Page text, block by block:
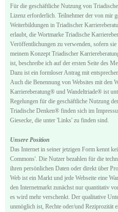
Für die geschäftliche Nutzung von
Lizenz erforderlich. Teilnehmer der von mir
Weiterbildungen in Triadischer
erlaubt, die Wortmarke Triadische
Veröffentlichungen zu verwenden, sofern sie
meinem Konzept Triadischer
ist, beschreibe ich auf der ersten Seite des
Dazu ist ein formloser Antrag mit
Auch die Benennung von Websites mit den
Karriereberatung® und Wandeltriade® ist
Regelungen für die geschäftliche Nutzung
Triadische Denken® finden sich im
Giesecke, die unter 'Links' zu finden sind.
Unsere Position
Das Internet in seiner jetzigen Form kennt
Commons'. Die Nutzer bezahlen für die
ihren persönlichen Daten oder direkt über
Web ist ein Markt und jede Webseite eine
den Internetmarkt zunächst nur quantitativ
es wird mehr verschenkt. Der qualitative
unmöglich ist, Rechte oder/und